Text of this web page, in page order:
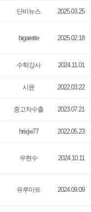
단비뉴스 2025.03.25
bigarette 2025.02.18
수학강사 2024.11.01
시윤 2022.03.22
중고차수출 2023.07.21
hrixjw77 2022.05.23
우현수 2024.10.11
유루마트 2024.09.09